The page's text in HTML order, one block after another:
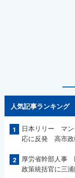
人気記事ランキング
1
日本リリー マン
応に反発 高市政
2
厚労省幹部人事
政策統括官に三